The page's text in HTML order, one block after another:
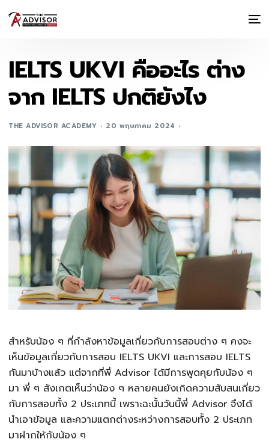
IELTS UKVI คืออะไร ต่าง
จาก IELTS ปกติยังไง
THE ADVISOR ACADEMY 20 พฤษภาคม 2024
สำหรับน้อง ๆ ที่กำลังหาข้อมูลเกี่ยวกับการสอบต่าง ๆ คงจะ
เห็นข้อมูลเกี่ยวกับการสอบ IELTS UKVI และการสอบ IELTS
กันมาบ้างแล้ว แต่จากที่พี่ Advisor ได้มีการพูดคุยกับน้อง ๆ
มา พี่ ๆ สังเกตเห็นว่าน้อง ๆ หลายคนยังเกิดความสับสนเกี่ยว
กับการสอบทั้ง 2 ประเภทนี้ เพราะฉะนั้นวันนี้พี่ Advisor จึงได้
นำเอาข้อมูล และความแตกต่างระหว่างการสอบทั้ง 2 ประเภท
มาฝากให้กับน้อง ๆ